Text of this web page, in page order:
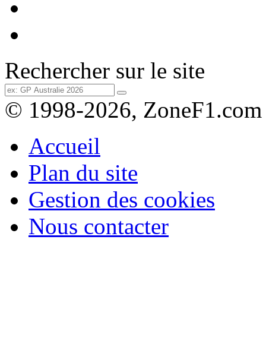
Rechercher sur le site
© 1998-2026, ZoneF1.com
Accueil
Plan du site
Gestion des cookies
Nous contacter